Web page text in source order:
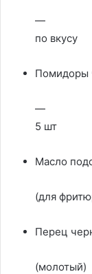
—
по вкусу
Помидоры
—
5 шт
Масло
(для
Перец
(молотый)